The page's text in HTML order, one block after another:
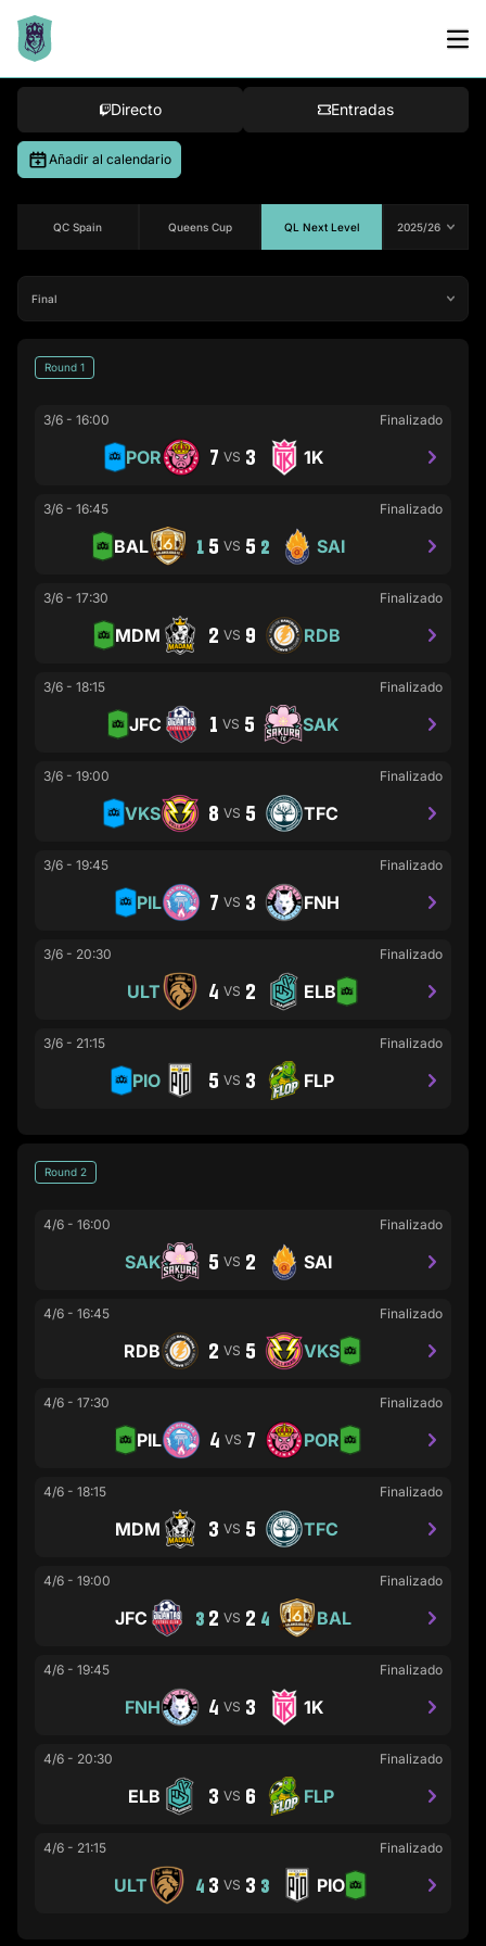
Directo Entradas
Añadir al calendario
QC Spain Queens Cup QL Next Level
Round 1
3/6 - 16:00 Finalizado
POR 7 VS 3 1K
3/6 - 16:45 Finalizado
BAL 1 5 VS 5 2 SAI
3/6 - 17:30 Finalizado
MDM 2 VS 9 RDB
3/6 - 18:15 Finalizado
JFC 1 VS 5 SAK
3/6 - 19:00 Finalizado
VKS 8 VS 5 TFC
3/6 - 19:45 Finalizado
PIL 7 VS 3 FNH
3/6 - 20:30 Finalizado
ULT 4 VS 2 ELB
3/6 - 21:15 Finalizado
PIO 5 VS 3 FLP
Round 2
4/6 - 16:00 Finalizado
SAK 5 VS 2 SAI
4/6 - 16:45 Finalizado
RDB 2 VS 5 VKS
4/6 - 17:30 Finalizado
PIL 4 VS 7 POR
4/6 - 18:15 Finalizado
MDM 3 VS 5 TFC
4/6 - 19:00 Finalizado
JFC 3 2 VS 2 4 BAL
4/6 - 19:45 Finalizado
FNH 4 VS 3 1K
4/6 - 20:30 Finalizado
ELB 3 VS 6 FLP
4/6 - 21:15 Finalizado
ULT 4 3 VS 3 3 PIO